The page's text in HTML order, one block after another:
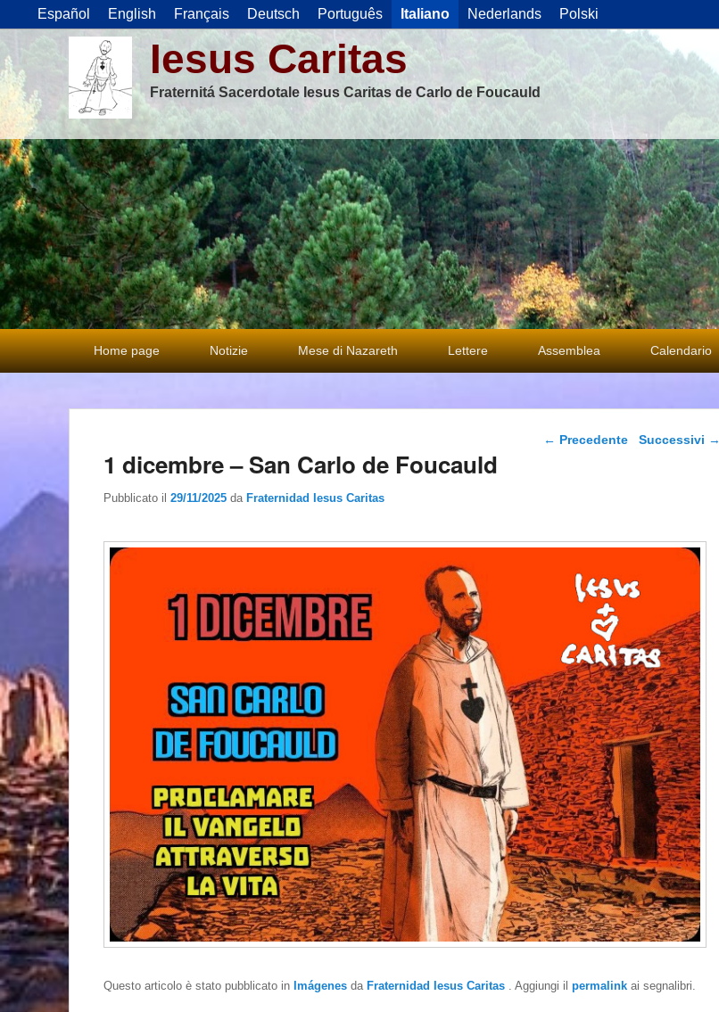
Español English Français Deutsch Português Italiano Nederlands Polski
Iesus Caritas
Fraternitá Sacerdotale Iesus Caritas de Carlo de Foucauld
Menu
principale
Home page Notizie Mese di Nazareth Lettere Assemblea Calendario
Navigazione articolo
← Precedente Successivi →
1 dicembre – San Carlo de Foucauld
Pubblicato il 29/11/2025 da Fraternidad Iesus Caritas
Questo articolo è stato pubblicato in Imágenes da Fraternidad Iesus Caritas . Aggiungi il permalink ai segnalibri.